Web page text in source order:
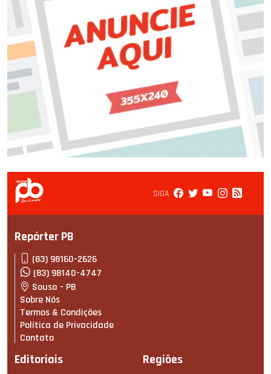
SIGA
Repórter PB
(83) 98160-2626
(83) 98140-4747
Sousa - PB
Sobre Nós
Termos & Condições
Política de Privacidade
Contato
Editoriais Regiões